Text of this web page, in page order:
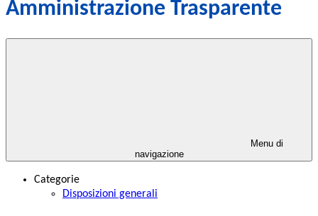
Amministrazione Trasparente
Menu di
navigazione
Categorie
Disposizioni generali